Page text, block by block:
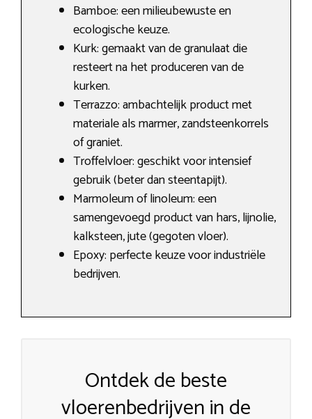
Bamboe: een milieubewuste en
ecologische keuze.
Kurk: gemaakt van de granulaat die
resteert na het produceren van de
kurken.
Terrazzo: ambachtelijk product met
materiale als marmer, zandsteenkorrels
of graniet.
Troffelvloer: geschikt voor intensief
gebruik (beter dan steentapijt).
Marmoleum of linoleum: een
samengevoegd product van hars, lijnolie,
kalksteen, jute (gegoten vloer).
Epoxy: perfecte keuze voor industriële
bedrijven.
Ontdek de beste
vloerenbedrijven in de